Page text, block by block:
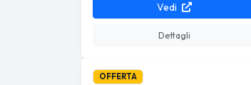
Vedi
Dettagli
OFFERTA